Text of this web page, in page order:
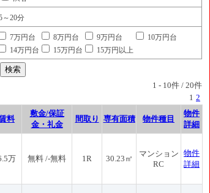
～20分
7万円台 8万円台 9万円台
10万円台
14万円台 15万円台 15万円以上
1 - 10件 / 20件
1 2
料
敷金/保証
金・礼金
間取り 専有面積 物件種目
物件
詳細
万 無料 /-無料 1R 30.23㎡
マンション
RC
物件
詳細